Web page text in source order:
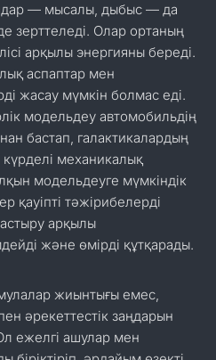
— мысалы, дыбыс — да
зерттеледі. Олар ортаның
арқылы энергияны береді.
аспаптар мен
жасау мүмкін болмас еді.
модельдеу автомобильдің
бастап, галактикалардың
күрделі механикалық
модельдеуге мүмкіндік
қауіпті тәжірибелерді
арқылы
және өмірді құтқарады.
жиынтығы емес,
әрекеттестік заңдарын
ежелгі ашулар мен